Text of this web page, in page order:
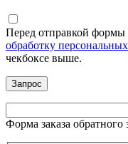
Перед отправкой формы
обработку
чекбоксе выше.
Форма заказа обратного